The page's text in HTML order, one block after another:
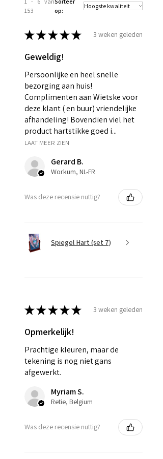
153
op:
★★★★★ 3 weken geleden
Geweldig!
Persoonlijke en heel snelle
bezorging aan huis!
Complimenten aan Wietske voor
deze klant ( en buur) vriendelijke
afhandeling! Bovendien viel het
product hartstikke goed i...
LAAT MEER ZIEN
Gerard B.
Workum, NL-FR
Was deze recensie nuttig?
Spiegel Hart (set 7)
★★★★★ 3 weken geleden
Opmerkelijk!
Prachtige kleuren, maar de
tekening is nog niet gans
afgewerkt.
Myriam S.
Retie, Belgium
Was deze recensie nuttig?